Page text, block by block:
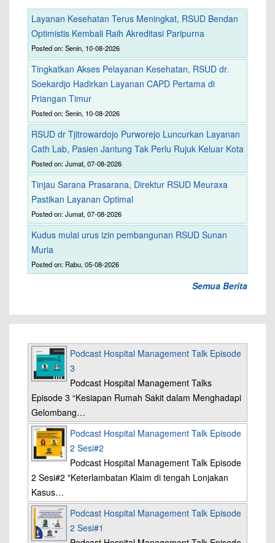
Layanan Kesehatan Terus Meningkat, RSUD Bendan
Optimistis Kembali Raih Akreditasi Paripurna
Posted on: Senin, 10-08-2026
Tingkatkan Akses Pelayanan Kesehatan, RSUD dr.
Soekardjo Hadirkan Layanan CAPD Pertama di
Priangan Timur
Posted on: Senin, 10-08-2026
RSUD dr Tjitrowardojo Purworejo Luncurkan Layanan
Cath Lab, Pasien Jantung Tak Perlu Rujuk Keluar Kota
Posted on: Jumat, 07-08-2026
Tinjau Sarana Prasarana, Direktur RSUD Meuraxa
Pastikan Layanan Optimal
Posted on: Jumat, 07-08-2026
Kudus mulai urus izin pembangunan RSUD Sunan
Muria
Posted on: Rabu, 05-08-2026
Semua Berita
Podcast Hospital Management Talk Episode
3
Podcast Hospital Management Talks
Episode 3 “Kesiapan Rumah Sakit dalam Menghadapi
Gelombang…
Podcast Hospital Management Talk Episode
2 Sesi#2
Podcast Hospital Management Talk Episode
2 Sesi#2 "Keterlambatan Klaim di tengah Lonjakan
Kasus…
Podcast Hospital Management Talk Episode
2 Sesi#1